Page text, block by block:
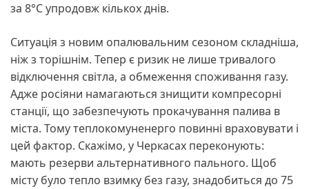
за 8°C упродовж кількох днів.
Ситуація з новим опалювальним сезоном складніша,
ніж з торішнім. Тепер є ризик не лише тривалого
відключення світла, а обмеження споживання газу.
Адже росіяни намагаються знищити компресорні
станції, що забезпечують прокачування палива в
міста. Тому теплокомуненерго повинні враховувати і
цей фактор. Скажімо, у Черкасах переконують:
мають резерви альтернативного пального. Щоб
місту було тепло взимку без газу, знадобиться до 75